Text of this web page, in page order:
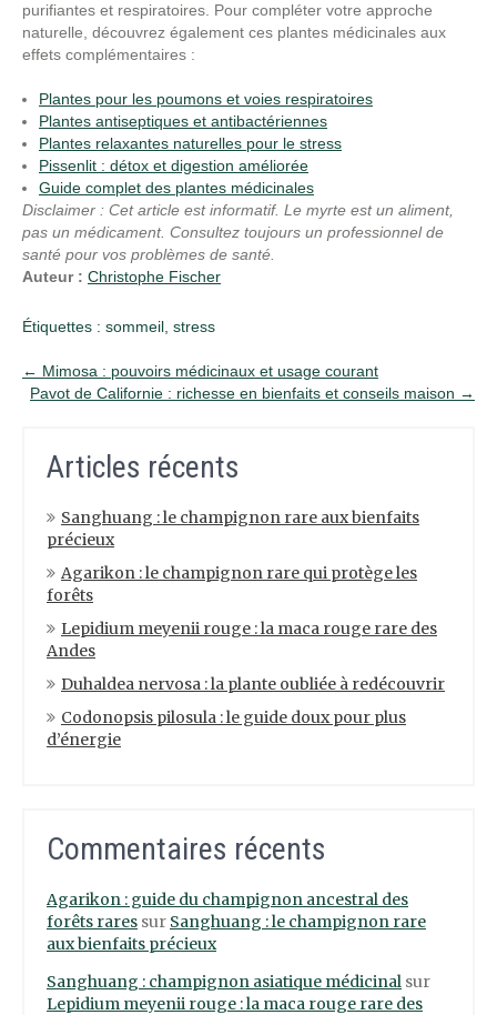
purifiantes et respiratoires. Pour compléter votre approche
naturelle, découvrez également ces plantes médicinales aux
effets complémentaires :
Plantes pour les poumons et voies respiratoires
Plantes antiseptiques et antibactériennes
Plantes relaxantes naturelles pour le stress
Pissenlit : détox et digestion améliorée
Guide complet des plantes médicinales
Disclaimer : Cet article est informatif. Le myrte est un aliment,
pas un médicament. Consultez toujours un professionnel de
santé pour vos problèmes de santé.
Auteur : Christophe Fischer
Étiquettes : sommeil stress
Post
navigation
← Mimosa : pouvoirs médicinaux et usage courant
Pavot de Californie : richesse en bienfaits et conseils maison →
Articles récents
Sanghuang : le champignon rare aux bienfaits
précieux
Agarikon : le champignon rare qui protège les
forêts
Lepidium meyenii rouge : la maca rouge rare des
Andes
Duhaldea nervosa : la plante oubliée à redécouvrir
Codonopsis pilosula : le guide doux pour plus
d’énergie
Commentaires récents
Agarikon : guide du champignon ancestral des
forêts rares sur Sanghuang : le champignon rare
aux bienfaits précieux
Sanghuang : champignon asiatique médicinal sur
Lepidium meyenii rouge : la maca rouge rare des